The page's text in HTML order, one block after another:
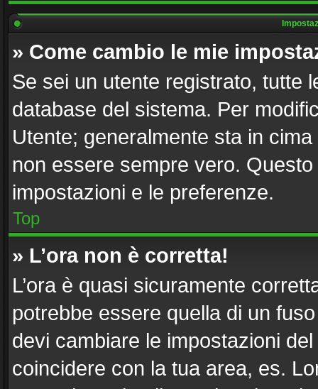
» Come cambio le mie
Se sei un utente registrato, tutte
database del sistema. Per
Utente; generalmente sta in
non essere sempre vero.
impostazioni e le preferenze.
Top
» L’ora non è corretta!
L’ora è quasi sicuramente
potrebbe essere quella di un
devi cambiare le impostazioni
coincidere con la tua area, es.